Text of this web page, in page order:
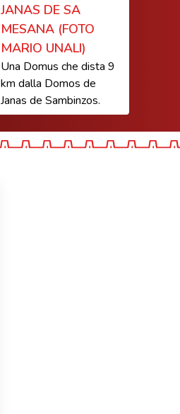
JANAS DE SA
MESANA (FOTO
MARIO UNALI)
Una Domus che dista 9
km dalla Domos de
Janas de Sambinzos.